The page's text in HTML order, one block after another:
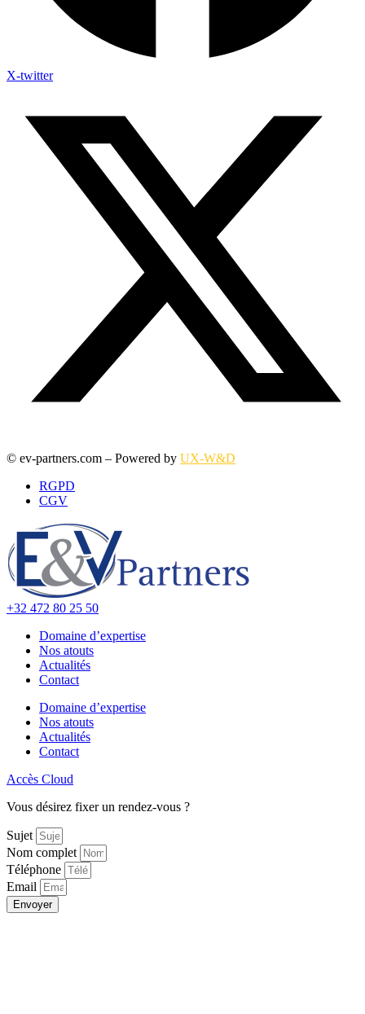
X-twitter
© ev-partners.com – Powered by UX-W&D
RGPD
CGV
+32 472 80 25 50
Domaine d’expertise
Nos atouts
Actualités
Contact
Domaine d’expertise
Nos atouts
Actualités
Contact
Accès Cloud
Vous désirez fixer un rendez-vous ?
Sujet
Nom complet
Téléphone
Email
Envoyer